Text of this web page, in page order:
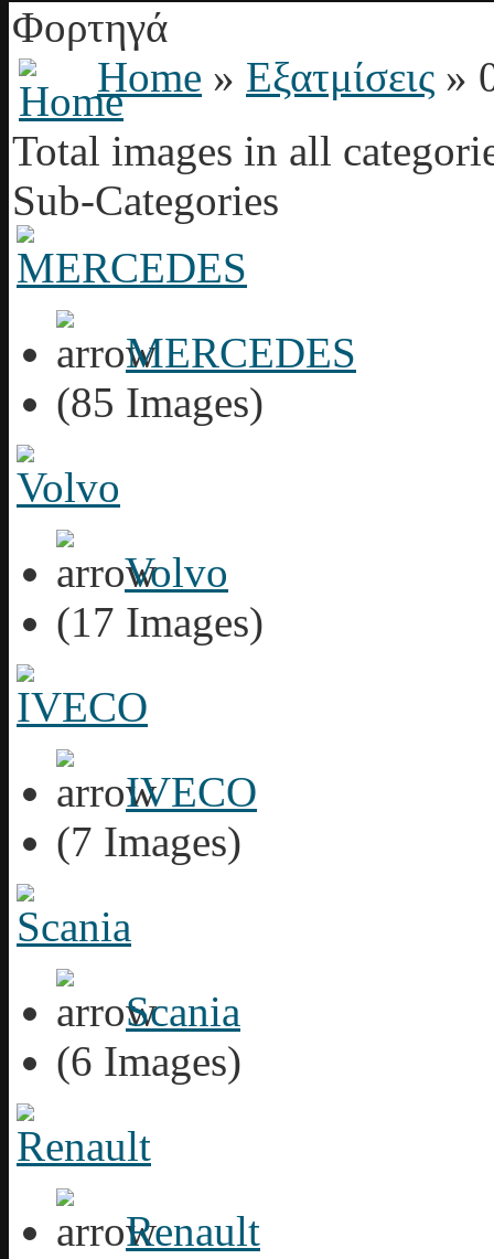
Φορτηγά
Home » Εξατμίσεις »
Total images in all
Sub-Categories
MERCEDES
(85 Images)
Volvo
(17 Images)
IVECO
(7 Images)
Scania
(6 Images)
Renault